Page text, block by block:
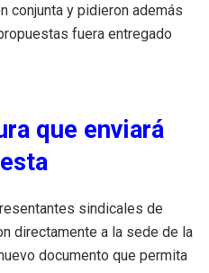
conjunta y pidieron además
fuera entregado
que enviará
sindicales de
directamente a la sede de la
documento que permita